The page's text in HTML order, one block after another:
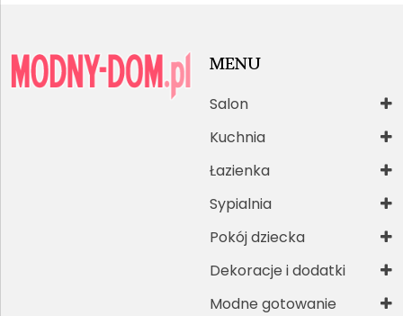
MENU
Salon
Kuchnia
Łazienka
Sypialnia
Pokój dziecka
Dekoracje i dodatki
Modne gotowanie